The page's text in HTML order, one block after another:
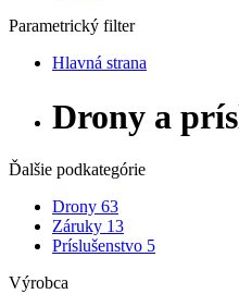
Parametrický filter
Hlavná strana
Drony a
Ďalšie podkategórie
Drony 63
Záruky 13
Príslušenstvo 5
Výrobca